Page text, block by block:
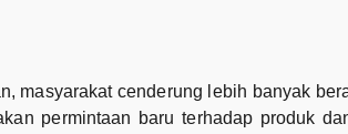
masyarakat cenderung lebih banyak
permintaan baru terhadap produk